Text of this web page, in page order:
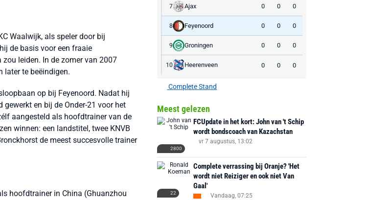
Waalwijk, als speler door bij
de basis voor een fraaie
zou leiden. In de zomer van 2007
later te beëindigen.
op bij Feyenoord. Nadat hij
en bij de Onder-21 voor het
aangesteld als hoofdtrainer van de
winnen: een landstitel, twee KNVB
de meest succesvolle trainer
hoofdtrainer in China (Ghuanzhou
7 Ajax 0 0 0
8 Feyenoord 0 0 0
9 Groningen 0 0 0
10 Heerenveen 0 0 0
Complete Stand
Meest gelezen
2800
FCUpdate in het kort: John van 't Schip
wordt bondscoach van Kazachstan
vr 7 augustus, 13:02
22
Complete verrassing bij Oranje? 'Het
wordt niet Reiziger en ook niet Van
Gaal'
Vandaag, 07:25